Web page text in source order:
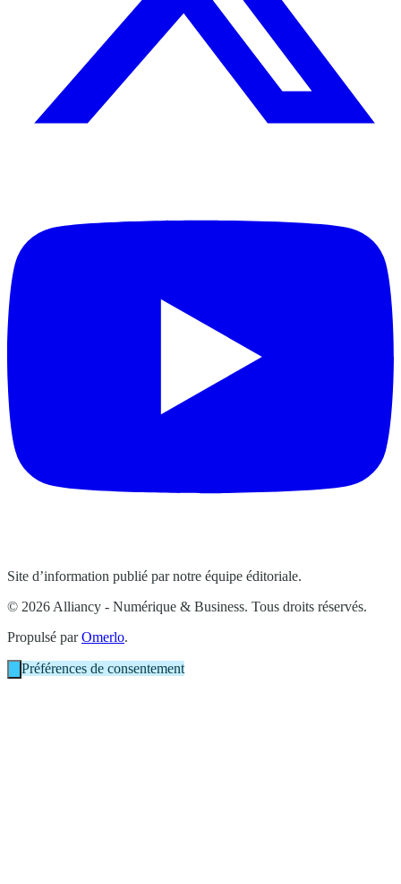
Site d’information publié par notre équipe éditoriale.
© 2026 Alliancy - Numérique & Business. Tous droits réservés.
Propulsé parOmerlo.
Préférences de consentement